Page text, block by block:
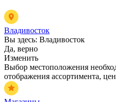
Владивосток
Вы здесь: Владивосток
Да, верно
Изменить
Выбор местоположения
отображения ассортимента,